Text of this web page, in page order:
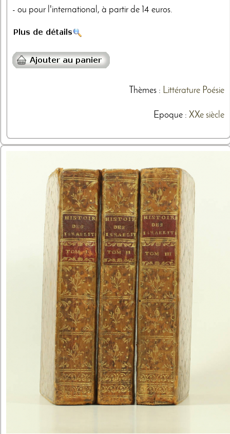
- ou pour l'international, à partir de 14 euros.
Thèmes: Littérature Poésie
Epoque : XXe siècle